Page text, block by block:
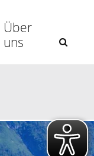
Über
uns